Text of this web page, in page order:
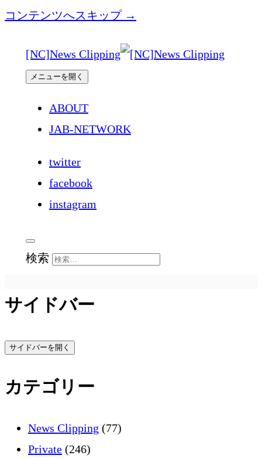
コンテンツへスキップ →
[NC]News Clipping
メニューを開く
ABOUT
JAB-NETWORK
twitter
facebook
instagram
検索
サイドバー
サイドバーを開く
カテゴリー
News Clipping (77)
Private (246)